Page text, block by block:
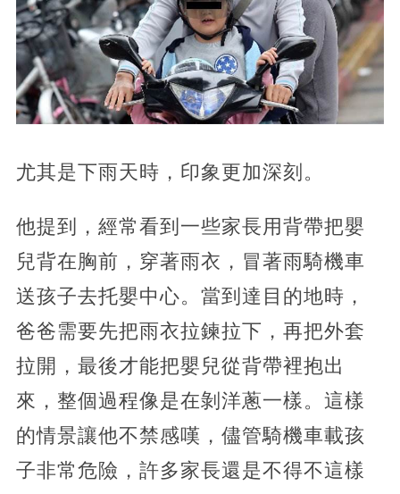
尤其是下雨天時，印象更加深刻。
他提到，經常看到一些家長用背帶把嬰
兒背在胸前，穿著雨衣，冒著雨騎機車
送孩子去托嬰中心。當到達目的地時，
爸爸需要先把雨衣拉鍊拉下，再把外套
拉開，最後才能把嬰兒從背帶裡抱出
來，整個過程像是在剝洋蔥一樣。這樣
的情景讓他不禁感嘆，儘管騎機車載孩
子非常危險，許多家長還是不得不這樣